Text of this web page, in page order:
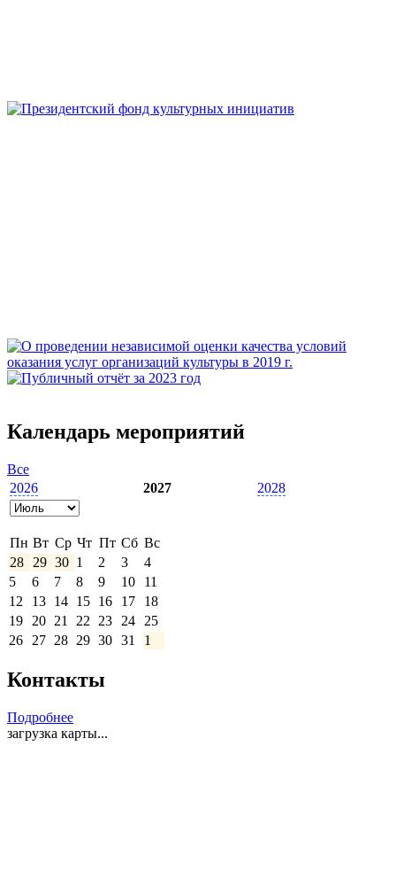
Календарь мероприятий
Все
2026
2027
2028
Выберите
Пн Вт Ср Чт Пт Сб Вс
28
29 30 1 2 3
4
5
6 7 8 9 10
11
12
13 14 15 16 17
18
19
20 21 22 23 24
25
26
27 28 29 30 31 1
Контакты
Подробнее
загрузка карты...